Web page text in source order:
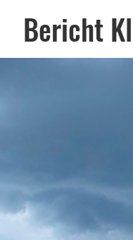
Bericht